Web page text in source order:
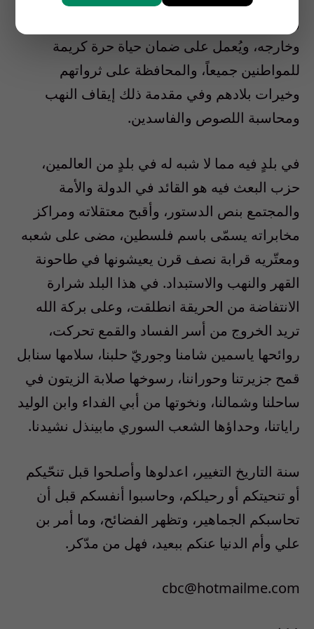
والإعدامات للمعارضين في الداخل السوري
وخارجه، ويُعمل على ضمان حياة حرة كريمة
للمواطنين جميعاً، والمحافظة على ثرواتهم
وخيرات بلادهم وفي مقدمة ذلك إيقاف النهب
ومحاسبة اللصوص والفاسدين.
في بلدٍ فيه مما لا شبه له في بلدٍ من العالمين،
حزب البعث فيه هو القائد في الدولة والأمة
والمجتمع بنص الدستور، وأقبح معتقلاته ومراكز
مخابراته يسمّى باسم فلسطين، مضى على شعبه
ومعتّريه قرابة نصف قرن يعيشونها في طاحونة
القهر والنهب والاستبداد. في هذا البلد شرارة
الانتفاضة من الحريقة انطلقت، وعلى بركة الله
تريد الخروج من أسر الفساد والقمع تحركت،
روائحها ياسمين شامنا وجوريّ حلبنا، سلامها سنابل
قمح جزيرتنا وحوراننا، رسوخها صلابة الزيتون في
ساحلنا وشمالنا، ونخوتها من أبي الفداء وابن الوليد
راياتنا، وحداؤها الشعب السوري مابينذل نشيدنا.
سنة التاريخ التغيير، اعدلوها وأصلحوا قبل تنحّيكم
أو تنحيتكم أو رحيلكم، وحاسبوا أنفسكم قبل أن
تحاسبكم الجماهير، وتظهر الفضائح، وما أمر بن
علي وأم الدنيا عنكم ببعيد، فهل من مدّكر.
cbc@hotmailme.com